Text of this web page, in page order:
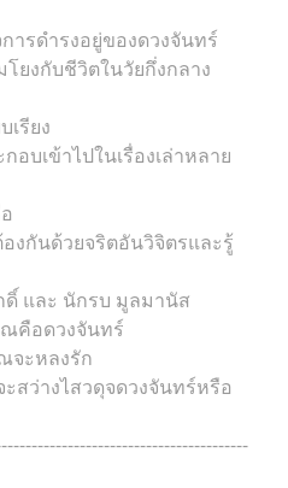
ารดำรงอยู่ของดวงจันทร์
ยงกับชีวิตในวัยกึ่งกลาง
เรียง
อบเข้าไปในเรื่องเล่าหลาย
งกันด้วยจริตอันวิจิตรและรู้
ดิ์ และ นักรบ มูลมานัส
ณคือดวงจันทร์
จะหลงรัก
ว่างไสวดุจดวงจันทร์หรือ